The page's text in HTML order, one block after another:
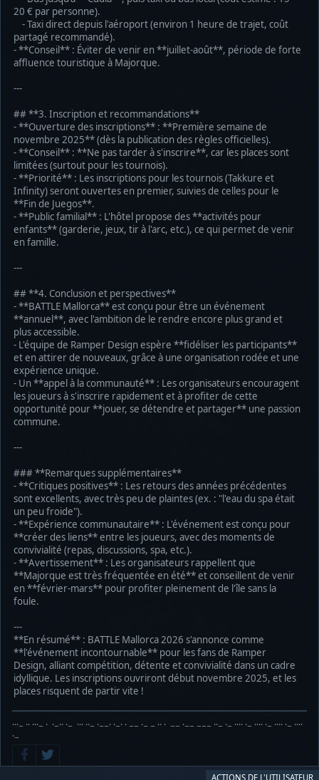
20 € par personne).
- Taxi direct depuis l'aéroport (environ 1 heure de trajet, coût
partagé recommandé).
- **Conseil** : Éviter de venir en **juillet-août**, période de forte
affluence touristique à Majorque.
---
## **3. Inscription et recommandations**
- **Ouverture des inscriptions** : **Première semaine de
novembre 2025** (dès la publication des règles officielles).
- **Conseil** : **Ne pas tarder à s'inscrire**, car les places sont
limitées (surtout pour les tournois).
- **Priorité** : Les inscriptions pour les tournois (Takkure et
Infinity) seront ouvertes en premier, suivies de celles pour le
**Fin de Juegos**.
- **Public familial** : L'hôtel propose des **activités pour
enfants** (garderie, jeux, tir à l'arc, etc.), ce qui permet de venir
en famille.
---
## **4. Conclusion et perspectives**
- **BATTLE Mallorca** est conçu pour être un événement
**annuel**, avec l'ambition de le rendre encore plus grand et
plus accessible.
- L'équipe de Ramper Design espère **fidéliser les participants**
et en attirer de nouveaux, grâce à une organisation rodée et une
expérience unique.
- Un **appel à la communauté** : Les organisateurs encouragent
les joueurs à s'inscrire rapidement et à profiter de cette
opportunité pour **jouer, se détendre et partager** une passion
commune.
---
### **Remarques supplémentaires**
- **Critiques positives** : Les retours des années précédentes
sont excellents, avec très peu de plaintes (ex. : "l'eau du spa était
un peu froide").
- **Expérience communautaire** : L'événement est conçu pour
**créer des liens** entre les joueurs, avec des moments de
convivialité (repas, discussions, spa, etc.).
- **Avertissement** : Les organisateurs rappellent que
**Majorque est très fréquentée en été** et conseillent de venir
en **février-mars** pour profiter pleinement de l'île sans la
foule.
---
**En résumé** : BATTLE Mallorca 2026 s'annonce comme
**l'événement incontournable** pour les fans de Ramper
Design, alliant compétition, détente et convivialité dans un cadre
idyllique. Les inscriptions ouvriront début novembre 2025, et les
places risquent de partir vite !
···− ·· ···− · ·−·· ·− ··· ··− ·−−· ·−· · −− ·− − ·· · −− ·−− −−− ··− ·− ···· ·− ···· ·− ···· ·− ····
·−
ACTIONS DE L'UTILISATEUR